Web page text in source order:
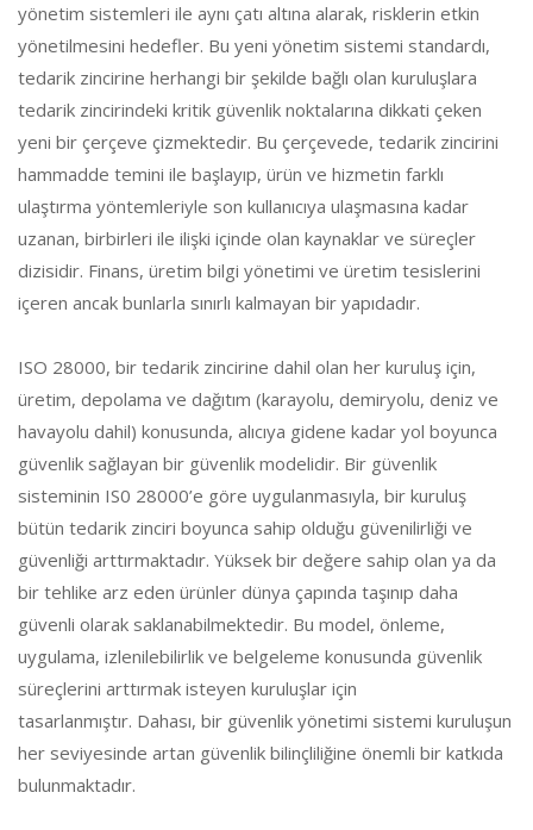
yönetim sistemleri ile aynı çatı altına alarak, risklerin etkin
yönetilmesini hedefler. Bu yeni yönetim sistemi standardı,
tedarik zincirine herhangi bir şekilde bağlı olan kuruluşlara
tedarik zincirindeki kritik güvenlik noktalarına dikkati çeken
yeni bir çerçeve çizmektedir. Bu çerçevede, tedarik zincirini
hammadde temini ile başlayıp, ürün ve hizmetin farklı
ulaştırma yöntemleriyle son kullanıcıya ulaşmasına kadar
uzanan, birbirleri ile ilişki içinde olan kaynaklar ve süreçler
dizisidir. Finans, üretim bilgi yönetimi ve üretim tesislerini
içeren ancak bunlarla sınırlı kalmayan bir yapıdadır.
ISO 28000, bir tedarik zincirine dahil olan her kuruluş için,
üretim, depolama ve dağıtım (karayolu, demiryolu, deniz ve
havayolu dahil) konusunda, alıcıya gidene kadar yol boyunca
güvenlik sağlayan bir güvenlik modelidir. Bir güvenlik
sisteminin IS0 28000’e göre uygulanmasıyla, bir kuruluş
bütün tedarik zinciri boyunca sahip olduğu güvenilirliği ve
güvenliği arttırmaktadır. Yüksek bir değere sahip olan ya da
bir tehlike arz eden ürünler dünya çapında taşınıp daha
güvenli olarak saklanabilmektedir. Bu model, önleme,
uygulama, izlenilebilirlik ve belgeleme konusunda güvenlik
süreçlerini arttırmak isteyen kuruluşlar için
tasarlanmıştır. Dahası, bir güvenlik yönetimi sistemi kuruluşun
her seviyesinde artan güvenlik bilinçliliğine önemli bir katkıda
bulunmaktadır.